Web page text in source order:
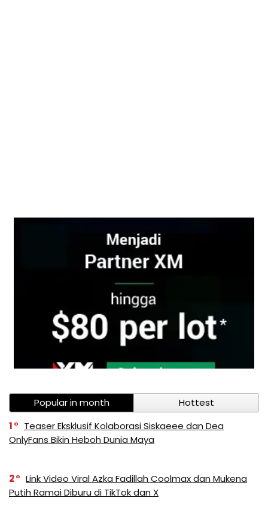
Popular in month
Hottest
1
Teaser Eksklusif Kolaborasi Siskaeee dan Dea
OnlyFans Bikin Heboh Dunia Maya
2
Link Video Viral Azka Fadillah Coolmax dan Mukena
Putih Ramai Diburu di TikTok dan X